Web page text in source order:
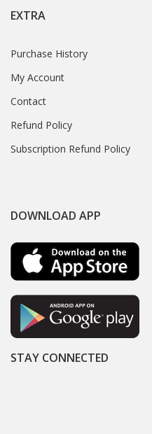
EXTRA
Purchase History
My Account
Contact
Refund Policy
Subscription Refund Policy
DOWNLOAD APP
STAY CONNECTED